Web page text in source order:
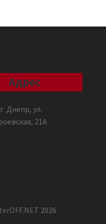
Адрес
Днепр, ул.
21А
2026